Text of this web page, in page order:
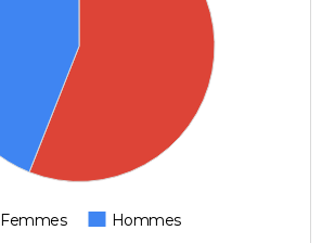
Femmes Hommes